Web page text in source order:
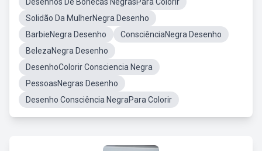
Solidão Da MulherNegra Desenho
BarbieNegra Desenho
ConsciênciaNegra Desenho
BelezaNegra Desenho
DesenhoColorir Consciencia Negra
PessoasNegras Desenho
Desenho Consciência NegraPara Colorir